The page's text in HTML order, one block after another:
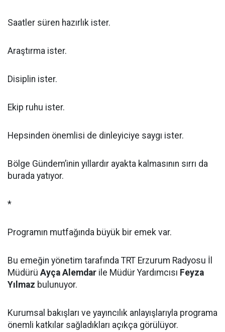
Saatler süren hazırlık ister.
Araştırma ister.
Disiplin ister.
Ekip ruhu ister.
Hepsinden önemlisi de dinleyiciye saygı ister.
Bölge Gündem’inin yıllardır ayakta kalmasının sırrı da
burada yatıyor.
*
Programın mutfağında büyük bir emek var.
Bu emeğin yönetim tarafında TRT Erzurum Radyosu İl
Müdürü Ayça Alemdar ile Müdür Yardımcısı Feyza
Yılmaz bulunuyor.
Kurumsal bakışları ve yayıncılık anlayışlarıyla programa
önemli katkılar sağladıkları açıkça görülüyor.